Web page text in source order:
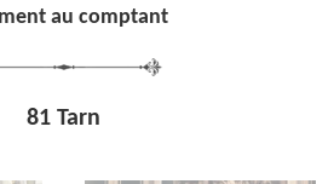
au comptant
81 Tarn